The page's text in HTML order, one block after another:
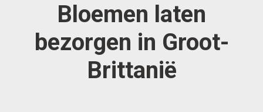
Bloemen laten
bezorgen in Groot-
Brittanië